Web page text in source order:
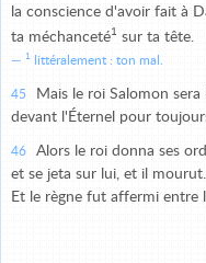
la conscience d'avoir fait à
ta méchanceté1 sur ta tête.
1 littéralement : ton mal.
45
Mais le roi Salomon
devant l'Éternel pour
46
Alors le roi donna ses
et se jeta sur lui, et il mourut.
Et le règne fut affermi entre